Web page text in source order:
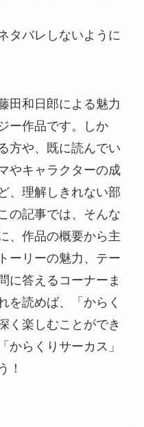
タバレしないように
田和日郎による魅力
ー作品です。しか
方や、既に読んでい
やキャラクターの成
、理解しきれない部
の記事では、そんな
、作品の概要から主
ーリーの魅力、テー
に答えるコーナーま
を読めば、「からく
く楽しむことができ
からくりサーカス」
！